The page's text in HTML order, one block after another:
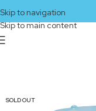
Skip to navigation
Skip to main content
SOLD OUT